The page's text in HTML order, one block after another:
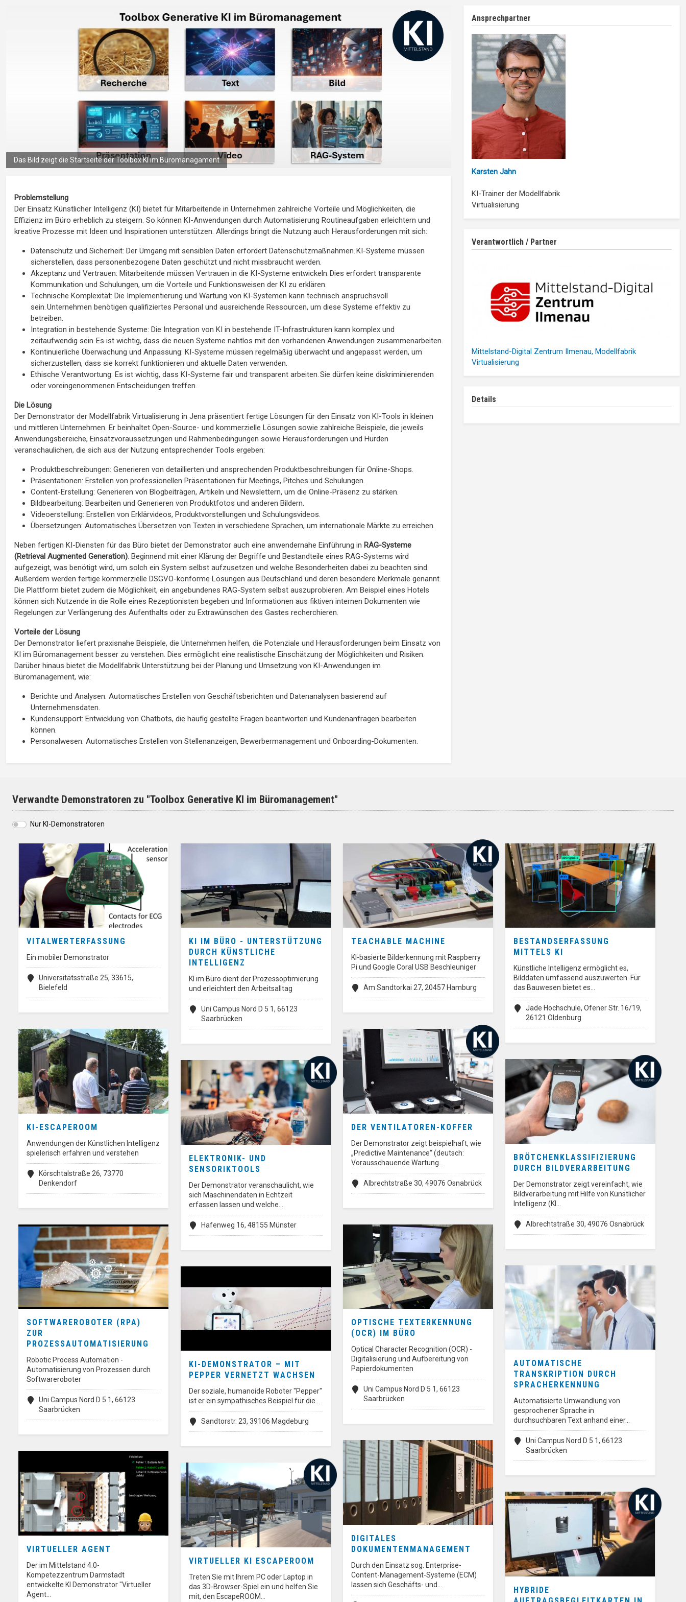
Das Bild zeigt die Startseite der Toolbox KI im Büromanagament
Problemstellung
Der Einsatz Künstlicher Intelligenz (KI) bietet für Mitarbeitende in Unternehmen zahlreiche Vorteile und Möglichkeiten, die
Effizienz im Büro erheblich zu steigern. So können KI-Anwendungen durch Automatisierung Routineaufgaben erleichtern und
kreative Prozesse mit Ideen und Inspirationen unterstützen. Allerdings bringt die Nutzung auch Herausforderungen mit sich:
Datenschutz und Sicherheit: Der Umgang mit sensiblen Daten erfordert Datenschutzmaßnahmen. KI-Systeme müssen
sicherstellen, dass personenbezogene Daten geschützt und nicht missbraucht werden.
Akzeptanz und Vertrauen: Mitarbeitende müssen Vertrauen in die KI-Systeme entwickeln. Dies erfordert transparente
Kommunikation und Schulungen, um die Vorteile und Funktionsweisen der KI zu erklären.
Technische Komplexität: Die Implementierung und Wartung von KI-Systemen kann technisch anspruchsvoll
sein. Unternehmen benötigen qualifiziertes Personal und ausreichende Ressourcen, um diese Systeme effektiv zu
betreiben.
Integration in bestehende Systeme: Die Integration von KI in bestehende IT-Infrastrukturen kann komplex und
zeitaufwendig sein. Es ist wichtig, dass die neuen Systeme nahtlos mit den vorhandenen Anwendungen zusammenarbeiten.
Kontinuierliche Überwachung und Anpassung: KI-Systeme müssen regelmäßig überwacht und angepasst werden, um
sicherzustellen, dass sie korrekt funktionieren und aktuelle Daten verwenden.
Ethische Verantwortung: Es ist wichtig, dass KI-Systeme fair und transparent arbeiten. Sie dürfen keine diskriminierenden
oder voreingenommenen Entscheidungen treffen.
Die Lösung
Der Demonstrator der Modellfabrik Virtualisierung in Jena präsentiert fertige Lösungen für den Einsatz von KI-Tools in kleinen
und mittleren Unternehmen. Er beinhaltet Open-Source- und kommerzielle Lösungen sowie zahlreiche Beispiele, die jeweils
Anwendungsbereiche, Einsatzvoraussetzungen und Rahmenbedingungen sowie Herausforderungen und Hürden
veranschaulichen, die sich aus der Nutzung entsprechender Tools ergeben:
Produktbeschreibungen: Generieren von detaillierten und ansprechenden Produktbeschreibungen für Online-Shops.
Präsentationen: Erstellen von professionellen Präsentationen für Meetings, Pitches und Schulungen.
Content-Erstellung: Generieren von Blogbeiträgen, Artikeln und Newslettern, um die Online-Präsenz zu stärken.
Bildbearbeitung: Bearbeiten und Generieren von Produktfotos und anderen Bildern.
Videoerstellung: Erstellen von Erklärvideos, Produktvorstellungen und Schulungsvideos.
Übersetzungen: Automatisches Übersetzen von Texten in verschiedene Sprachen, um internationale Märkte zu erreichen.
Neben fertigen KI-Diensten für das Büro bietet der Demonstrator auch eine anwendernahe Einführung in RAG-Systeme
(Retrieval Augmented Generation). Beginnend mit einer Klärung der Begriffe und Bestandteile eines RAG-Systems wird
aufgezeigt, was benötigt wird, um solch ein System selbst aufzusetzen und welche Besonderheiten dabei zu beachten sind.
Außerdem werden fertige kommerzielle DSGVO-konforme Lösungen aus Deutschland und deren besondere Merkmale genannt.
Die Plattform bietet zudem die Möglichkeit, ein angebundenes RAG-System selbst auszuprobieren. Am Beispiel eines Hotels
können sich Nutzende in die Rolle eines Rezeptionisten begeben und Informationen aus fiktiven internen Dokumenten wie
Regelungen zur Verlängerung des Aufenthalts oder zu Extrawünschen des Gastes recherchieren.
Vorteile der Lösung
Der Demonstrator liefert praxisnahe Beispiele, die Unternehmen helfen, die Potenziale und Herausforderungen beim Einsatz von
KI im Büromanagement besser zu verstehen. Dies ermöglicht eine realistische Einschätzung der Möglichkeiten und Risiken.
Darüber hinaus bietet die Modellfabrik Unterstützung bei der Planung und Umsetzung von KI-Anwendungen im
Büromanagement, wie:
Berichte und Analysen: Automatisches Erstellen von Geschäftsberichten und Datenanalysen basierend auf
Unternehmensdaten.
Kundensupport: Entwicklung von Chatbots, die häufig gestellte Fragen beantworten und Kundenanfragen bearbeiten
können.
Personalwesen: Automatisches Erstellen von Stellenanzeigen, Bewerbermanagement und Onboarding-Dokumenten.
Ansprechpartner
Karsten Jahn
KI-Trainer der Modellfabrik
Virtualisierung
Verantwortlich / Partner
Mittelstand-Digital Zentrum Ilmenau, Modellfabrik
Virtualisierung
Details
Verwandte Demonstratoren zu "Toolbox Generative KI im Büromanagement"
Nur KI-Demonstratoren
VITALWERTERFASSUNG
Ein mobiler Demonstrator
Universitätsstraße 25, 33615,
Bielefeld
KI IM BÜRO - UNTERSTÜTZUNG
DURCH KÜNSTLICHE
INTELLIGENZ
KI im Büro dient der Prozessoptimierung
und erleichtert den Arbeitsalltag
Uni Campus Nord D 5 1, 66123
Saarbrücken
TEACHABLE MACHINE
KI-basierte Bilderkennung mit Raspberry
Pi und Google Coral USB Beschleuniger
Am Sandtorkai 27, 20457 Hamburg
BESTANDSERFASSUNG
MITTELS KI
Künstliche Intelligenz ermöglicht es,
Bilddaten umfassend auszuwerten. Für
das Bauwesen bietet es…
Jade Hochschule, Ofener Str. 16/19,
26121 Oldenburg
KI-ESCAPEROOM
Anwendungen der Künstlichen Intelligenz
spielerisch erfahren und verstehen
Körschtalstraße 26, 73770
Denkendorf
DER VENTILATOREN-KOFFER
Der Demonstrator zeigt beispielhaft, wie
„Predictive Maintenance“ (deutsch:
Vorausschauende Wartung…
Albrechtstraße 30, 49076 Osnabrück
BRÖTCHENKLASSIFIZIERUNG
DURCH BILDVERARBEITUNG
Der Demonstrator zeigt vereinfacht, wie
Bildverarbeitung mit Hilfe von Künstlicher
Intelligenz (KI…
Albrechtstraße 30, 49076 Osnabrück
ELEKTRONIK- UND
SENSORIKTOOLS
Der Demonstrator veranschaulicht, wie
sich Maschinendaten in Echtzeit
erfassen lassen und welche…
Hafenweg 16, 48155 Münster
SOFTWAREROBOTER (RPA)
ZUR
PROZESSAUTOMATISIERUNG
Robotic Process Automation -
Automatisierung von Prozessen durch
Softwareroboter
Uni Campus Nord D 5 1, 66123
Saarbrücken
OPTISCHE TEXTERKENNUNG
(OCR) IM BÜRO
Optical Character Recognition (OCR) -
Digitalisierung und Aufbereitung von
Papierdokumenten
Uni Campus Nord D 5 1, 66123
Saarbrücken
AUTOMATISCHE
TRANSKRIPTION DURCH
SPRACHERKENNUNG
Automatisierte Umwandlung von
gesprochener Sprache in
durchsuchbaren Text anhand einer…
Uni Campus Nord D 5 1, 66123
Saarbrücken
KI-DEMONSTRATOR – MIT
PEPPER VERNETZT WACHSEN
Der soziale, humanoide Roboter "Pepper"
ist er ein sympathisches Beispiel für die…
Sandtorstr. 23, 39106 Magdeburg
DIGITALES
DOKUMENTENMANAGEMENT
Durch den Einsatz sog. Enterprise-
Content-Management-Systeme (ECM)
lassen sich Geschäfts- und…
VIRTUELLER AGENT
Der im Mittelstand 4.0-
Kompetezzentrum Darmstadt
entwickelte KI Demonstrator "Virtueller
Agent…
VIRTUELLER KI ESCAPEROOM
Treten Sie mit Ihrem PC oder Laptop in
das 3D-Browser-Spiel ein und helfen Sie
mit, den EscapeROOM…
HYBRIDE